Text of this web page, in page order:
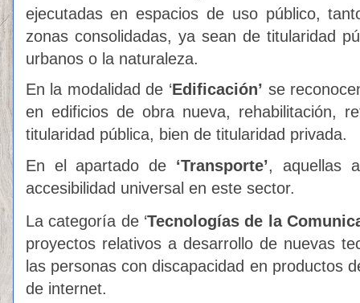
ejecutadas en espacios de uso público,
zonas consolidadas, ya sean de titularidad
urbanos o la naturaleza.
En la modalidad de ‘Edificación’ se
en edificios de obra nueva, rehabilitación,
titularidad pública, bien de titularidad privada.
En el apartado de ‘Transporte’, aquellas
accesibilidad universal en este sector.
La categoría de ‘Tecnologías de la
proyectos relativos a desarrollo de nuevas
las personas con discapacidad en productos
de internet.